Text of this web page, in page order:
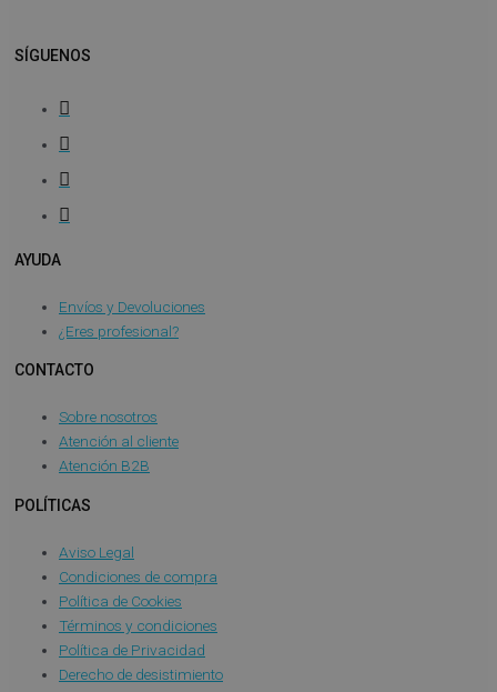
SÍGUENOS
AYUDA
Envíos y Devoluciones
¿Eres profesional?
CONTACTO
Sobre nosotros
Atención al cliente
Atención B2B
POLÍTICAS
Aviso Legal
Condiciones de compra
Política de Cookies
Términos y condiciones
Política de Privacidad
Derecho de desistimiento